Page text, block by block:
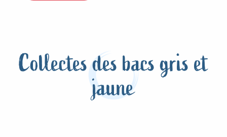
Collectes des bacs gris et
jaune